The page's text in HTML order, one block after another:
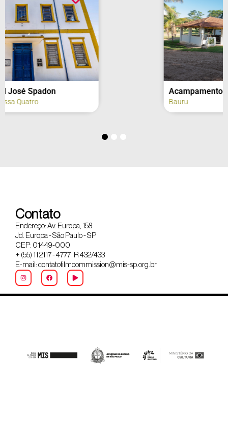
Acampamento Tibiriçá
Bauru
Contato
Endereço: Av. Europa, 158
Jd. Europa - São Paulo - SP
CEP: 01449-000
+ (55) 11 2117 - 4777 R 432/433
E-mail: contatofilmcommission@mis-sp.org.br